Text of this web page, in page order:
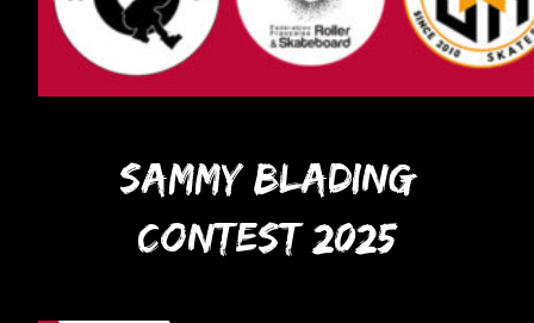
Sammy Blading
Contest 2025